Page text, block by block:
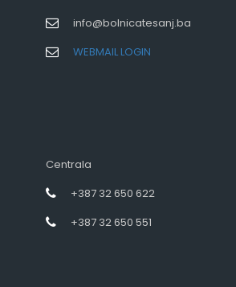
info@bolnicatesanj.ba
WEBMAIL LOGIN
Centrala
+387 32 650 622
+387 32 650 551